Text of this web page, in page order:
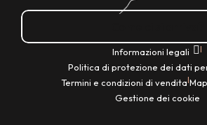
Informazioni legali |
Politica di protezione dei dati
Termini e condizioni di vendita|
Gestione dei cookie